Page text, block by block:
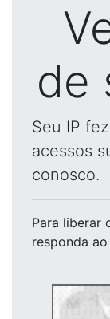
de
Seu IP
acessos
conosco.
Para liberar
responda